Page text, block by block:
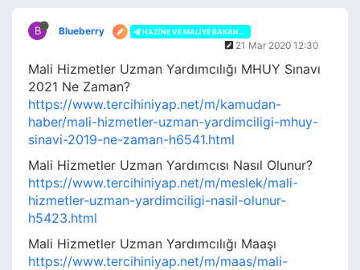
B Blueberry HAZINE VE MALIYE BAKANLIĞI
21 Mar 2020 12:30
Mali Hizmetler Uzman Yardımcılığı MHUY Sınavı
2021 Ne Zaman?
https://www.tercihiniyap.net/m/kamudan-
haber/mali-hizmetler-uzman-yardimciligi-mhuy-
sinavi-2019-ne-zaman-h6541.html
Mali Hizmetler Uzman Yardımcısı Nasıl Olunur?
https://www.tercihiniyap.net/m/meslek/mali-
hizmetler-uzman-yardimciligi-nasil-olunur-
h5423.html
Mali Hizmetler Uzman Yardımcılığı Maaşı
https://www.tercihiniyap.net/m/maas/mali-